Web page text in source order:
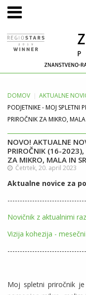
DOMOV AKTUALNE
PODJETNIKE - MOJ SPLETNI
PRIROČNIK ZA MIKRO, MALA
NOVO! AKTUALNE
PRIROČNIK (16-2023),
ZA MIKRO, MALA IN
Četrtek, 20. april 2023
Aktualne novice za
Novičnik z aktualnimi
Vizija kohezija -
Moj spletni priročnik